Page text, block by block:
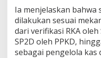
Ia menjelaskan bahwa
dilakukan sesuai
dari verifikasi RKA
SP2D oleh PPKD,
sebagai pengelola kas